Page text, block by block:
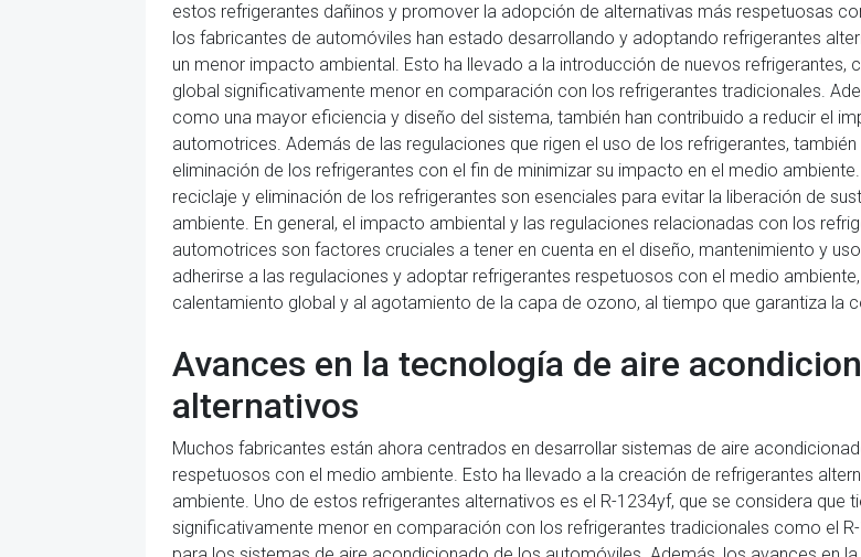
estos refrigerantes dañinos y promover la adopción de alternativas más respetuosas
los fabricantes de automóviles han estado desarrollando y adoptando refrigerantes
un menor impacto ambiental. Esto ha llevado a la introducción de nuevos
global significativamente menor en comparación con los refrigerantes tradicionales.
como una mayor eficiencia y diseño del sistema, también han contribuido a reducir el
automotrices. Además de las regulaciones que rigen el uso de los refrigerantes,
eliminación de los refrigerantes con el fin de minimizar su impacto en el medio
reciclaje y eliminación de los refrigerantes son esenciales para evitar la liberación de
ambiente. En general, el impacto ambiental y las regulaciones relacionadas con los
automotrices son factores cruciales a tener en cuenta en el diseño, mantenimiento y
adherirse a las regulaciones y adoptar refrigerantes respetuosos con el medio
calentamiento global y al agotamiento de la capa de ozono, al tiempo que garantiza la
Avances en la tecnología de aire
alternativos
Muchos fabricantes están ahora centrados en desarrollar sistemas de aire
respetuosos con el medio ambiente. Esto ha llevado a la creación de refrigerantes
ambiente. Uno de estos refrigerantes alternativos es el R-1234yf, que se considera que
significativamente menor en comparación con los refrigerantes tradicionales como el